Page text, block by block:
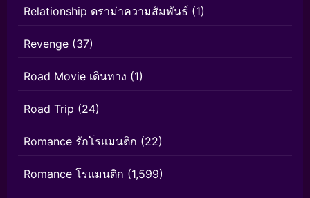
Relationship ดราม่าความสัมพันธ์ (1)
Revenge (37)
Road Movie เดินทาง (1)
Road Trip (24)
Romance รักโรแมนติก (22)
Romance โรแมนติก (1,599)